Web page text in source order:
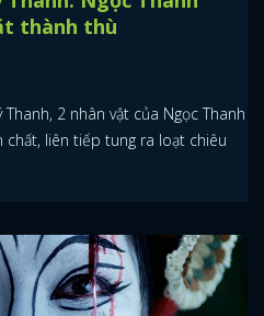
thành thù
2 nhân vật của Ngọc Thanh
chất, liên tiếp tung ra loạt chiêu